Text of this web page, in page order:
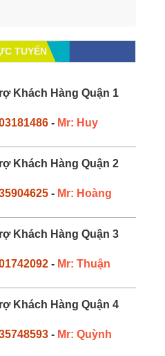
TUYẾN
Khách Hàng Quận 1
- Mr: Huy
Khách Hàng Quận 2
- Mr: Hoàng
Khách Hàng Quận 3
- Mr: Thuận
Khách Hàng Quận 4
- Mr: Quỳnh